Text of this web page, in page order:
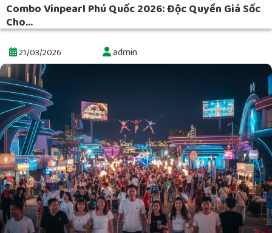
Combo Vinpearl Phú Quốc 2026: Độc Quyền Giá Sốc
Cho...
21/03/2026 admin